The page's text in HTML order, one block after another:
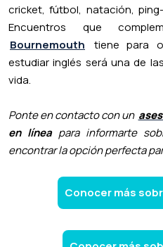
cricket, fútbol, natación,
Encuentros que
Bournemouth
tiene para
estudiar inglés será una de
vida.
Ponte en contacto con un
en línea para informarte
encontrar la opción perfecta
Conocer más